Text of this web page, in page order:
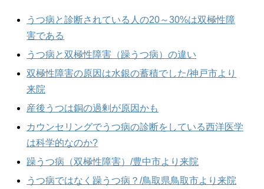
うつ病と診断されている人の20～30%は双極性障
害である
うつ病と双極性障害（躁うつ病）の違い
双極性障害の原因は水銀の蓄積でした/神戸市より
来院
産後うつは銅の過剰が原因かも
カウンセリングでうつ病の診断をしている西洋医学
は科学的なのか?
躁うつ病（双極性障害）/豊中市より来院
うつ病ではなく躁うつ病？/鳥取県鳥取市より来院